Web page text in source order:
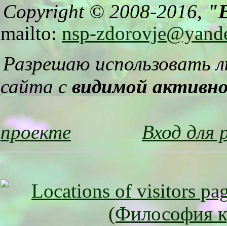
Copyright © 2008-2016,
mailto: nsp-
Разрешаю использовать
сайта с видимой
проекте Вход для